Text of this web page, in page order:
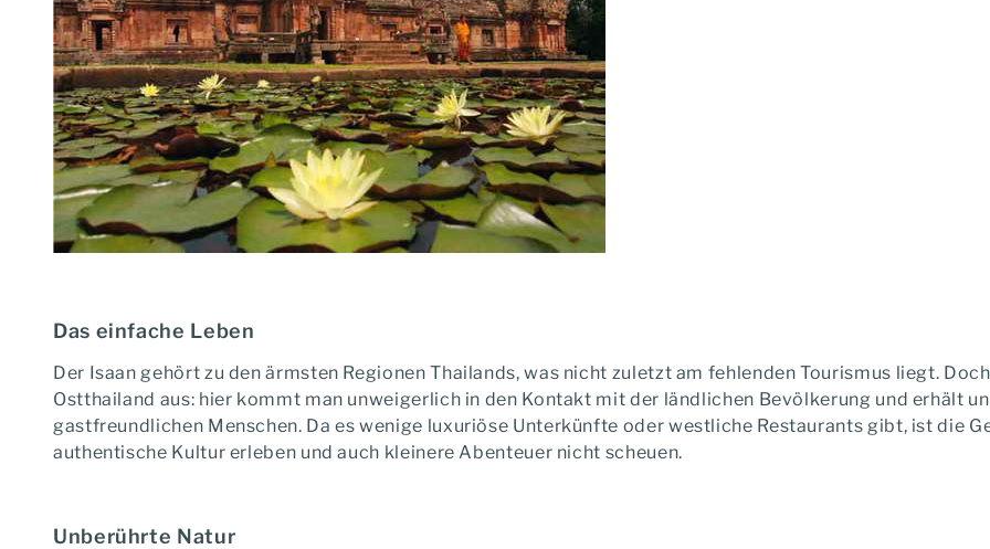
Das einfache Leben
Der Isaan gehört zu den ärmsten Regionen Thailands, was nicht zuletzt am fehlenden Tourismus liegt.
Ostthailand aus: hier kommt man unweigerlich in den Kontakt mit der ländlichen Bevölkerung und erhält
gastfreundlichen Menschen. Da es wenige luxuriöse Unterkünfte oder westliche Restaurants gibt, ist die
authentische Kultur erleben und auch kleinere Abenteuer nicht scheuen.
Unberührte Natur